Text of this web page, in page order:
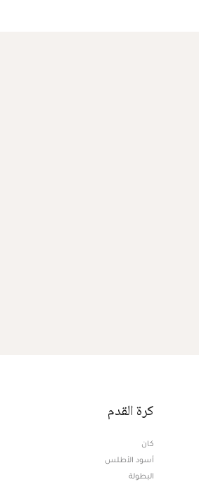
كرة القدم
كان
أسود الأطلس
البطولة